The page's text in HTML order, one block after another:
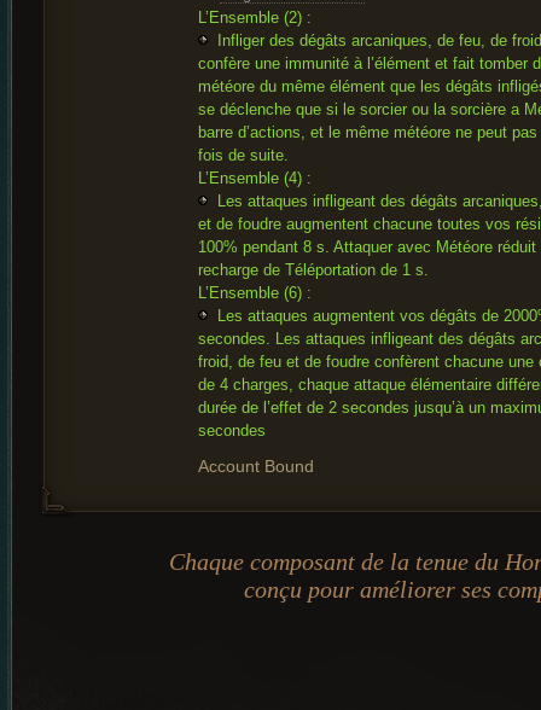
L’Ensemble (2) :
Infliger des dégâts arcaniques, de feu, de
confère une immunité à l’élément et fait tomber
météore du même élément que les dégâts
se déclenche que si le sorcier ou la sorcière a
barre d’actions, et le même météore ne peut
fois de suite.
L’Ensemble (4) :
Les attaques infligeant des dégâts
et de foudre augmentent chacune toutes vos
100% pendant 8 s. Attaquer avec Météore
recharge de Téléportation de 1 s.
L’Ensemble (6) :
Les attaques augmentent vos dégâts de
secondes. Les attaques infligeant des dégâts
froid, de feu et de foudre confèrent chacune une
de 4 charges, chaque attaque élémentaire
durée de l’effet de 2 secondes jusqu’à un
secondes
Account Bound
Chaque composant de la tenue du
conçu pour améliorer ses